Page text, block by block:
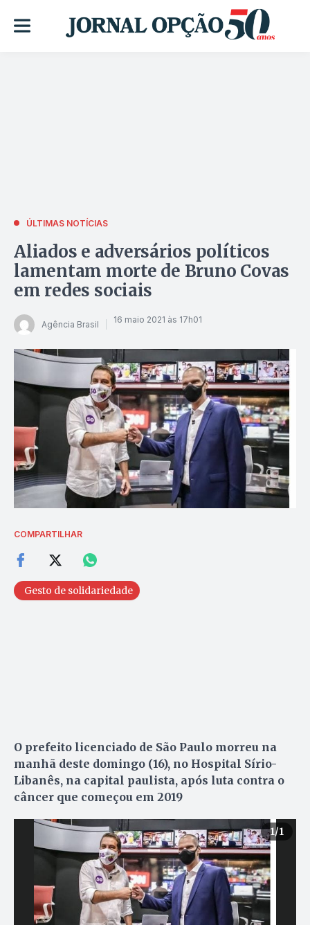
ÚLTIMAS NOTÍCIAS
Aliados e adversários políticos
lamentam morte de Bruno Covas
em redes sociais
Agência Brasil 16 maio 2021 às 17h01
COMPARTILHAR
Gesto de solidariedade
O prefeito licenciado de São Paulo morreu na
manhã deste domingo (16), no Hospital Sírio-
Libanês, na capital paulista, após luta contra o
câncer que começou em 2019
1/1